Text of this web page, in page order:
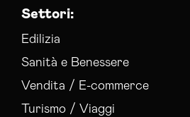
Gestione Campagne Google
Gestione Social Media Lecce
Social Media Advertising
Sviluppo Ecommerce Lecce
Settori:
Edilizia
Sanità e Benessere
Vendita / E-commerce
Turismo / Viaggi